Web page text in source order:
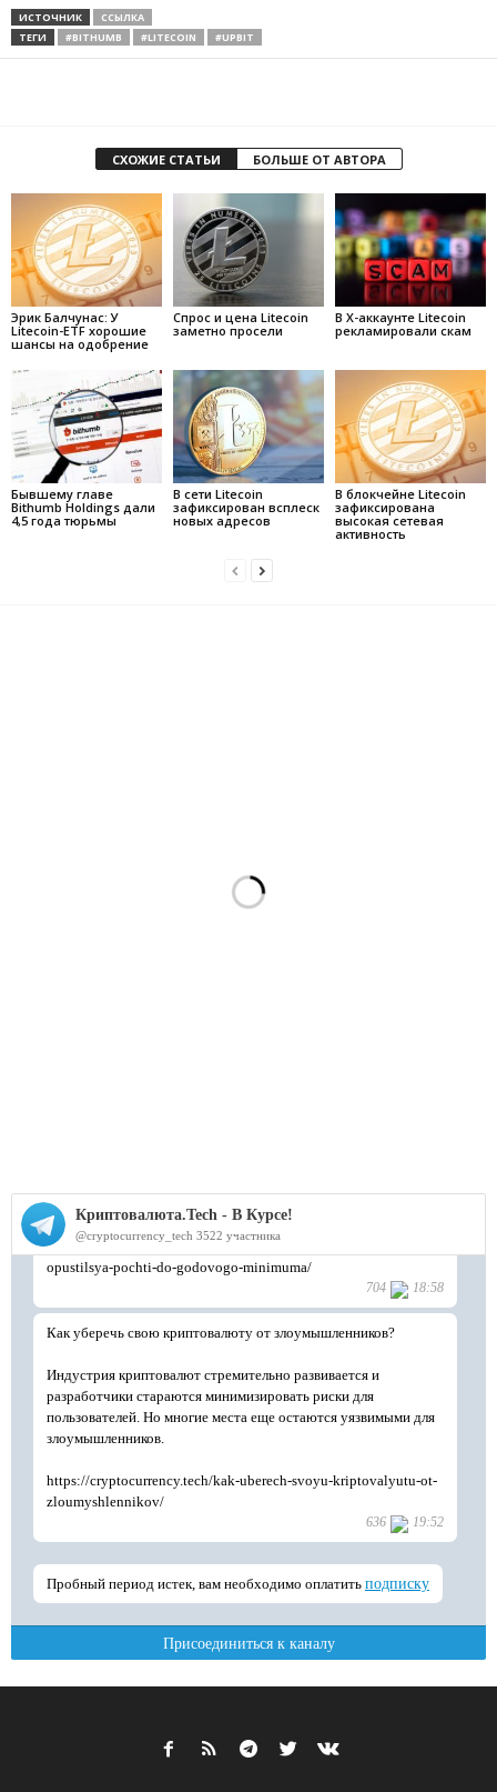
ИСТОЧНИК
ССЫЛКА
ТЕГИ
#BITHUMB #LITECOIN #UPBIT
СХОЖИЕ СТАТЬИ БОЛЬШЕ ОТ АВТОРА
Эрик Балчунас: У
Litecoin-ETF хорошие
шансы на одобрение
Спрос и цена Litecoin
заметно просели
В X-аккаунте Litecoin
рекламировали скам
Бывшему главе
Bithumb Holdings дали
4,5 года тюрьмы
В сети Litecoin
зафиксирован всплеск
новых адресов
В блокчейне Litecoin
зафиксирована
высокая сетевая
активность